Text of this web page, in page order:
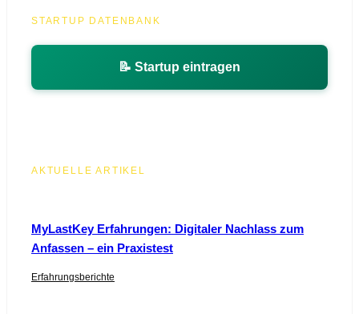
STARTUP DATENBANK
📝 Startup eintragen
AKTUELLE ARTIKEL
MyLastKey Erfahrungen: Digitaler Nachlass zum
Anfassen – ein Praxistest
Erfahrungsberichte